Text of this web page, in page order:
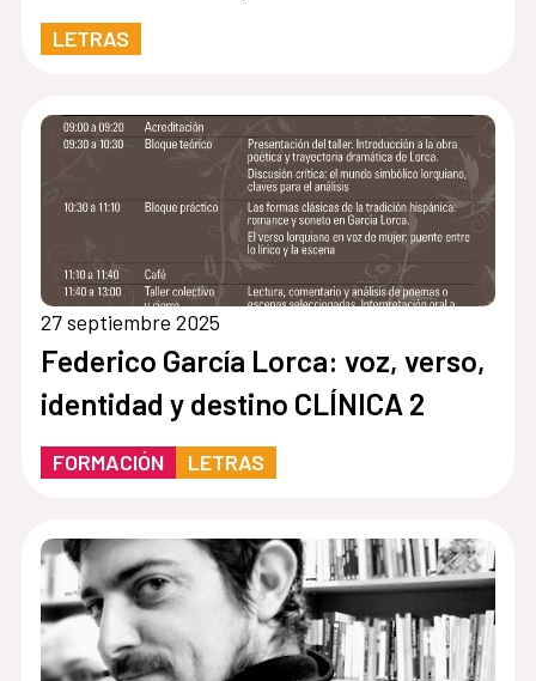
LETRAS
27 septiembre 2025
Federico García Lorca: voz, verso,
identidad y destino CLÍNICA 2
FORMACIÓN LETRAS